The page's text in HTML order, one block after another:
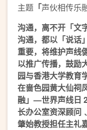
主题 「声伙相传乐
沟通，离不开「文
沟通，都以「说话
重要，将维护声线
以推广传播，鼓励
园与香港大学教育
在啬色园黄大仙祠
融」—世界声线日
长办公室资深顾问
肇始教授担任主礼